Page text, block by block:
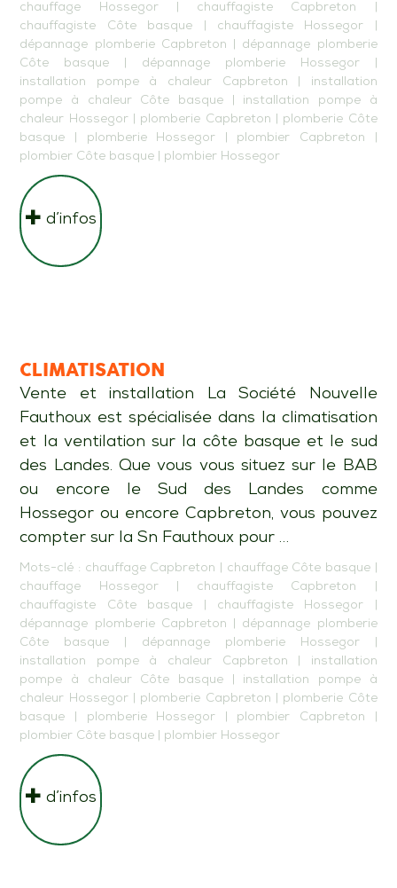
chauffage Hossegor| chauffagiste Capbreton
chauffagiste Côte basque
chauffagiste Hossegor
dépannage plomberie Capbreton
dépannage plomberie
Côte basque
dépannage plomberie Hossegor|
installation pompe à chaleur Capbreton
installation
pompe à chaleur Côte basque
installation pompe à
chaleur Hossegor| plomberie Capbreton
plomberie Côte
basque
plomberie Hossegor plombier Capbreton
plombier Côte basque
plombier Hossegor
d’infos
CLIMATISATION
Vente et installation La Société Nouvelle
Fauthoux est spécialisée dans la climatisation
et la ventilation sur la côte basque et le sud
des Landes. Que vous vous situez sur le BAB
ou encore le Sud des Landes comme
Hossegor ou encore Capbreton, vous pouvez
compter sur la Sn Fauthoux pour …
Mots-clé : chauffage Capbreton chauffage Côte basque|
chauffage Hossegor| chauffagiste Capbreton
chauffagiste Côte basque
chauffagiste Hossegor
dépannage plomberie Capbreton
dépannage plomberie
Côte basque
dépannage plomberie Hossegor|
installation pompe à chaleur Capbreton
installation
pompe à chaleur Côte basque
installation pompe à
chaleur Hossegor| plomberie Capbreton
plomberie Côte
basque
plomberie Hossegor plombier Capbreton
plombier Côte basque
plombier Hossegor
d’infos